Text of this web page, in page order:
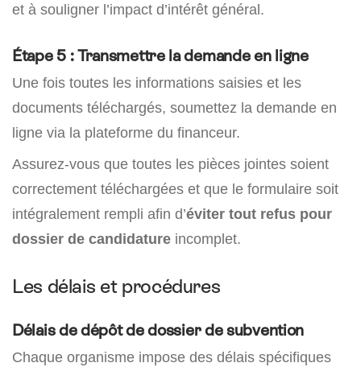
et à souligner l’impact d’intérêt général.
Étape 5 : Transmettre la demande en ligne
Une fois toutes les informations saisies et les
documents téléchargés, soumettez la demande en
ligne via la plateforme du financeur.
Assurez-vous que toutes les pièces jointes soient
correctement téléchargées et que le formulaire soit
intégralement rempli afin d’éviter tout refus pour
dossier de candidature incomplet.
Les délais et procédures
Délais de dépôt dedossier de subvention
Chaque organisme impose des délais spécifiques